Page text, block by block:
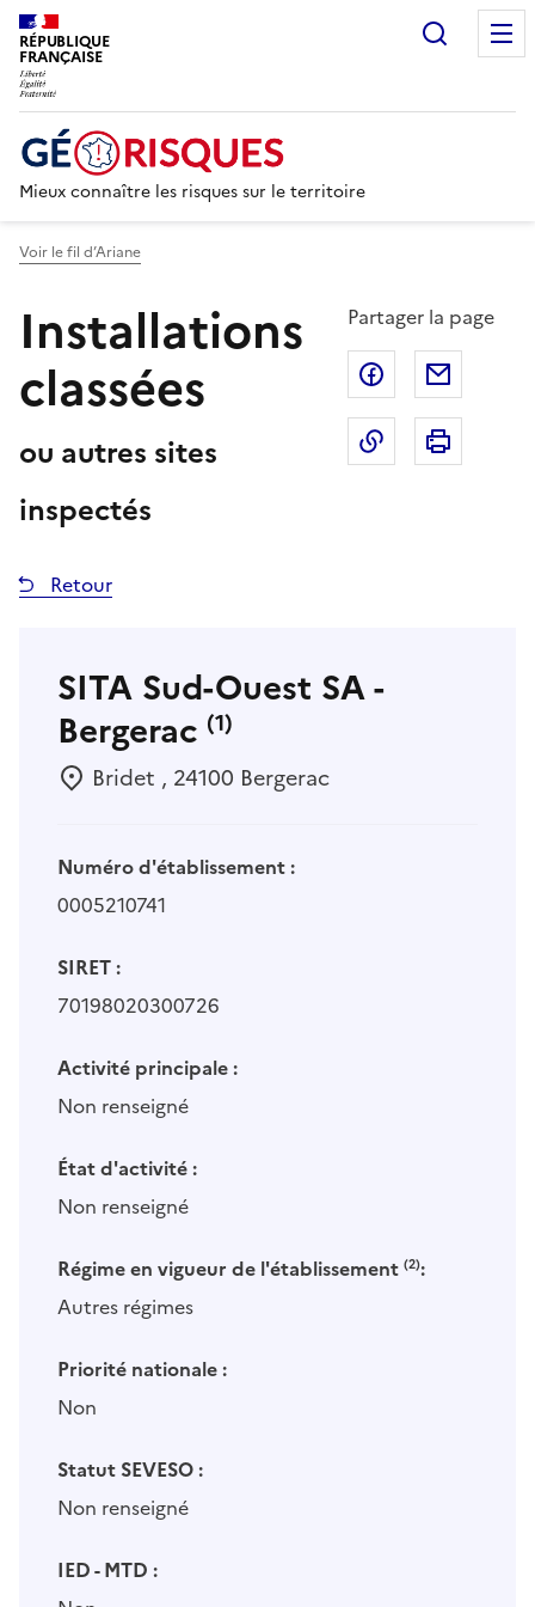
RÉPUBLIQUE
FRANÇAISE
Mieux connaître les risques sur le territoire
Voir le fil d’Ariane
Installations
classées
ou autres sites
inspectés
Partager la page
Partager sur
Copier dans
Retour
SITA Sud-Ouest SA -
Bergerac (1)
Bridet , 24100 Bergerac
Numéro d'établissement :
0005210741
SIRET :
70198020300726
Activité principale :
Non renseigné
État d'activité :
Non renseigné
Régime en vigueur de l'établissement (2):
Autres régimes
Priorité nationale :
Non
Statut SEVESO :
Non renseigné
IED - MTD :